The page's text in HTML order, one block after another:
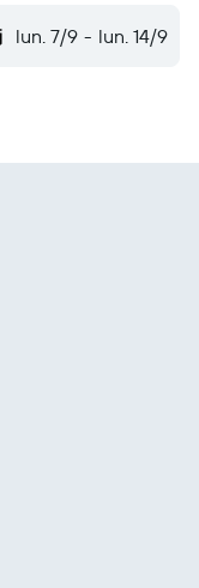
lun. 7/9 - lun. 14/9